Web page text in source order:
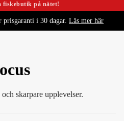
fiskebutik på nätet!
prisgaranti i 30 dagar. Läs mer här
skarpare upplevelser.